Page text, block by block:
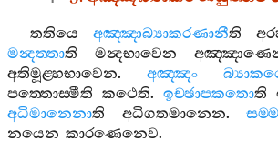
තතියෙ අඤ‍්ඤාබ්‍යාකරණානීති
මන්‍දත‍්තාති මන්‍දභාවෙන
අතිමූළ‍්හභාවෙන. අඤ‍්ඤං
පත‍්තොස‍්මීති කථෙති. ඉච‍්ඡාපකතොති
අධිමානෙනාති අධිගතමානෙන.
නයෙන කාරණෙනෙව.